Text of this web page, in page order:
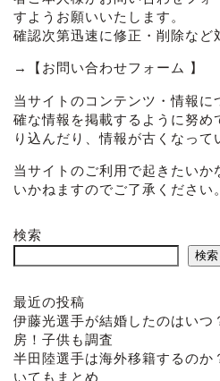
すようお願いいたします。
確認次第迅速に修正・削除など
→ 【お問い合わせフォーム 】
当サイトのコンテンツ・情報に
確な情報を掲載するように努め
り込んだり、情報が古くなって
当サイトのご利用で起きたいか
いかねますのでご了承ください。
検索
検索
最近の投稿
伊藤光選手が結婚したのはいつ
房！子供も調査
半田陸選手は海外移籍するのか
いてもまとめ